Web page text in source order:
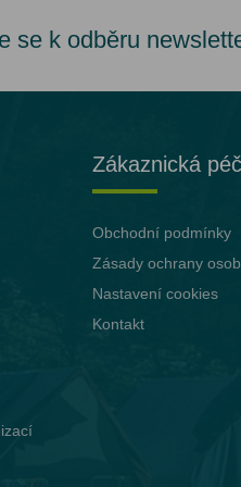
se k odběru
Zákaznická
Obchodní podmínky
Zásady ochrany
Nastavení cookies
Kontakt